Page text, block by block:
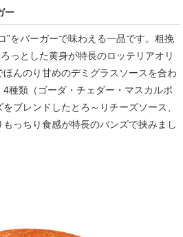
ー
”をバーガーで味わえる一品です。粗挽
っとした黄身が特長のロッテリアオリ
んのり甘めのデミグラスソースを合わ
種類（ゴーダ・チェダー・マスカルポ
ブレンドしたとろ～りチーズソース、
っちり食感が特長のバンズで挟みまし